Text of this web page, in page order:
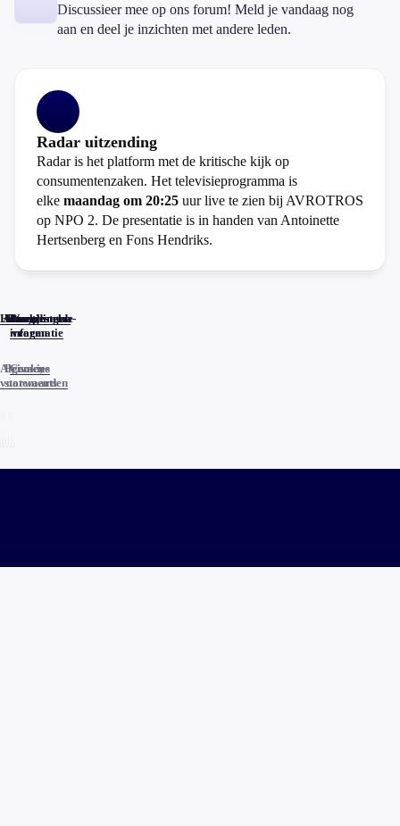
Discussieer mee op ons forum! Meld je vandaag nog
aan en deel je inzichten met andere leden.
Radar uitzending
Radar is het platform met de kritische kijk op
consumentenzaken. Het televisieprogramma is
elke maandag om 20:25 uur live te zien bij AVROTROS
op NPO 2. De presentatie is in handen van Antoinette
Hertsenberg en Fons Hendriks.
Home
Actueel
Uitzendingen
Reacties
Programma-
informatie
Veelgestelde
vragen
Algemene
voorwaarden
Privacy
statements
Cookies